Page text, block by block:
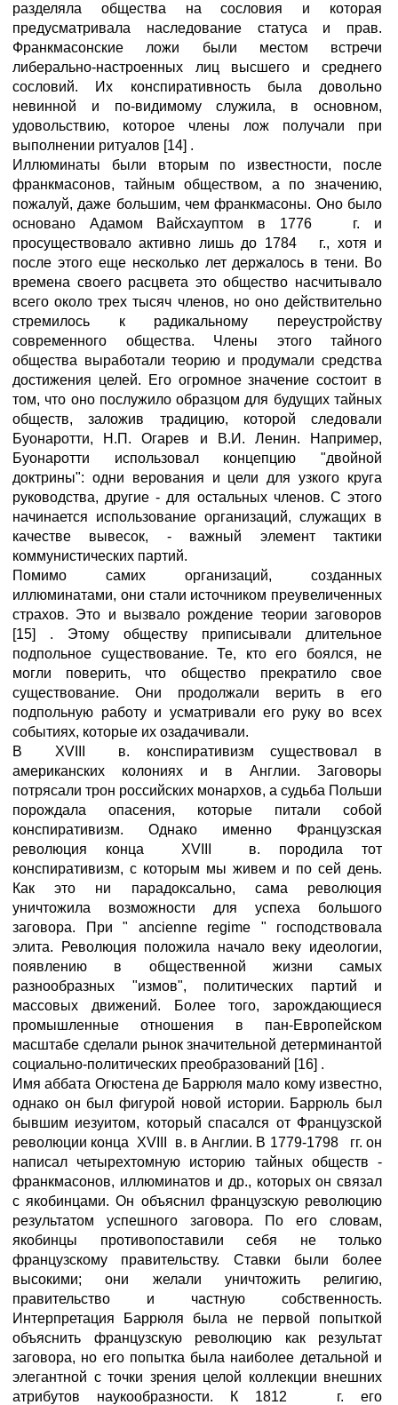
разделяла общества на сословия и которая
предусматривала наследование статуса и прав.
Франкмасонские ложи были местом встречи
либерально-настроенных лиц высшего и среднего
сословий. Их конспиративность была довольно
невинной и по-видимому служила, в основном,
удовольствию, которое члены лож получали при
выполнении ритуалов [14] .
Иллюминаты были вторым по известности, после
франкмасонов, тайным обществом, а по значению,
пожалуй, даже большим, чем франкмасоны. Оно было
основано Адамом Вайсхауптом в 1776 г. и
просуществовало активно лишь до 1784 г., хотя и
после этого еще несколько лет держалось в тени. Во
времена своего расцвета это общество насчитывало
всего около трех тысяч членов, но оно действительно
стремилось к радикальному переустройству
современного общества. Члены этого тайного
общества выработали теорию и продумали средства
достижения целей. Его огромное значение состоит в
том, что оно послужило образцом для будущих тайных
обществ, заложив традицию, которой следовали
Буонаротти, Н.П. Огарев и В.И. Ленин. Например,
Буонаротти использовал концепцию "двойной
доктрины": одни верования и цели для узкого круга
руководства, другие - для остальных членов. С этого
начинается использование организаций, служащих в
качестве вывесок, - важный элемент тактики
коммунистических партий.
Помимо самих организаций, созданных
иллюминатами, они стали источником преувеличенных
страхов. Это и вызвало рождение теории заговоров
[15] . Этому обществу приписывали длительное
подпольное существование. Те, кто его боялся, не
могли поверить, что общество прекратило свое
существование. Они продолжали верить в его
подпольную работу и усматривали его руку во всех
событиях, которые их озадачивали.
В XVIII в. конспиративизм существовал в
американских колониях и в Англии. Заговоры
потрясали трон российских монархов, а судьба Польши
порождала опасения, которые питали собой
конспиративизм. Однако именно Французская
революция конца XVIII в. породила тот
конспиративизм, с которым мы живем и по сей день.
Как это ни парадоксально, сама революция
уничтожила возможности для успеха большого
заговора. При " ancienne regime " господствовала
элита. Революция положила начало веку идеологии,
появлению в общественной жизни самых
разнообразных "измов", политических партий и
массовых движений. Более того, зарождающиеся
промышленные отношения в пан-Европейском
масштабе сделали рынок значительной детерминантой
социально-политических преобразований [16] .
Имя аббата Огюстена де Баррюля мало кому известно,
однако он был фигурой новой истории. Баррюль был
бывшим иезуитом, который спасался от Французской
революции конца XVIII в. в Англии. В 1779-1798 гг. он
написал четырехтомную историю тайных обществ -
франкмасонов, иллюминатов и др., которых он связал
с якобинцами. Он объяснил французскую революцию
результатом успешного заговора. По его словам,
якобинцы противопоставили себя не только
французскому правительству. Ставки были более
высокими; они желали уничтожить религию,
правительство и частную собственность.
Интерпретация Баррюля была не первой попыткой
объяснить французскую революцию как результат
заговора, но его попытка была наиболее детальной и
элегантной с точки зрения целой коллекции внешних
атрибутов наукообразности. К 1812 г. его